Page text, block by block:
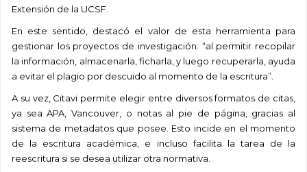
Extensión de la UCSF.
En este sentido, destacó el valor de esta herramienta para
gestionar los proyectos de investigación: “al permitir recopilar
la información, almacenarla, ficharla, y luego recuperarla, ayuda
a evitar el plagio por descuido al momento de la escritura”.
A su vez, Citavi permite elegir entre diversos formatos de citas,
ya sea APA, Vancouver, o notas al pie de página, gracias al
sistema de metadatos que posee. Esto incide en el momento
de la escritura académica, e incluso facilita la tarea de la
reescritura si se desea utilizar otra normativa.